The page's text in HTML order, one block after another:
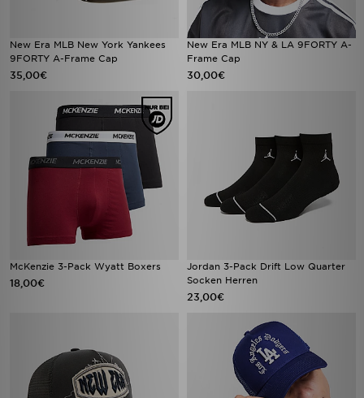
New Era MLB New York Yankees
9FORTY A-Frame Cap
35,00€
New Era MLB NY & LA 9FORTY A-
Frame Cap
30,00€
McKenzie 3-Pack Wyatt Boxers
18,00€
Jordan 3-Pack Drift Low Quarter
Socken Herren
23,00€